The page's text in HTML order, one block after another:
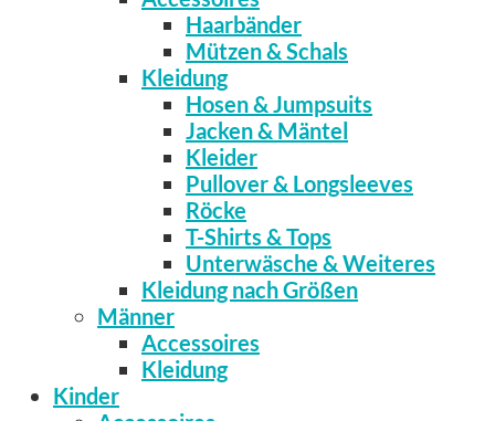
Haarbänder
Mützen & Schals
Kleidung
Hosen & Jumpsuits
Jacken & Mäntel
Kleider
Pullover & Longsleeves
Röcke
T-Shirts & Tops
Unterwäsche & Weiteres
Kleidung nach Größen
Männer
Accessoires
Kleidung
Kinder